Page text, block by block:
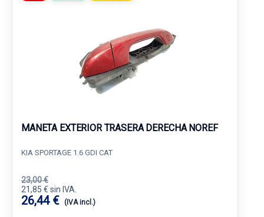
MANETA EXTERIOR TRASERA DERECHA NOREF
KIA SPORTAGE 1.6 GDI CAT
23,00 €
21,85 € sin IVA.
26,44 € (IVA incl.)